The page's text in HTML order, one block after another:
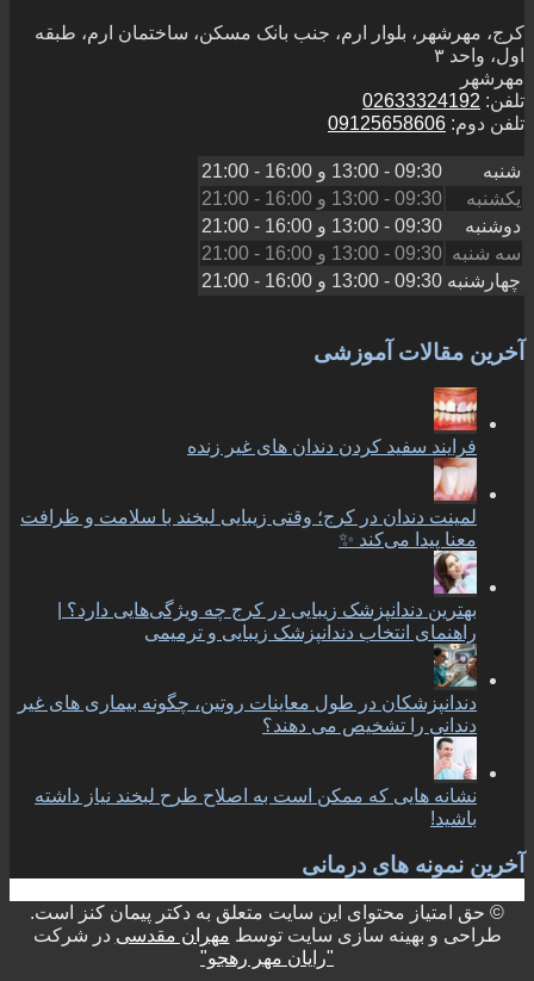
کرج، مهرشهر، بلوار ارم، جنب بانک مسکن، ساختمان ارم، طبقه
اول، واحد ۳
مهرشهر
تلفن: 02633324192
تلفن دوم: 09125658606
شنبه 09:30 - 13:00 و 16:00 - 21:00
یکشنبه
09:30 - 13:00 و 16:00 - 21:00
دوشنبه
09:30 - 13:00 و 16:00 - 21:00
سه شنبه 09:30 - 13:00 و 16:00 - 21:00
چهارشنبه 09:30 - 13:00 و 16:00 - 21:00
آخرین مقالات آموزشی
فرایند سفید کردن دندان های غیر زنده
لمینت دندان در کرج؛ وقتی زیبایی لبخند با سلامت و ظرافت
معنا پیدا می‌کند ✨
بهترین دندانپزشک زیبایی در کرج چه ویژگی‌هایی دارد؟ |
راهنمای انتخاب دندانپزشک زیبایی و ترمیمی
دندانپزشکان در طول معاینات روتین، چگونه بیماری های غیر
دندانی را تشخیص می دهند؟
نشانه هایی که ممکن است به اصلاح طرح لبخند نیاز داشته
باشید!
آخرین نمونه های درمانی
© حق امتیاز محتوای این سایت متعلق به دکتر پیمان کنز است.
طراحی و بهینه سازی سایت توسط مهران مقدسی در شرکت
"رایان مهر رهجو"